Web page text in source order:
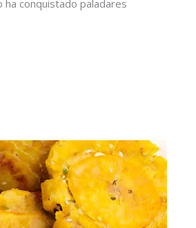
ha conquistado paladares